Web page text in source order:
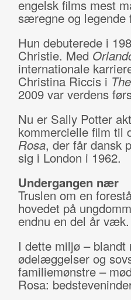
engelsk films mest
særegne og legende
Hun debuterede i
Christie. Med
internationale
Christina Riccis i
2009 var verdens
Nu er Sally Potter
kommercielle film til
Rosa, der får dansk
sig i London i 1962.
Undergangen nær
Truslen om en
hovedet på
endnu en del år væk.
I dette miljø – blandt
ødelæggelser og
familiemønstre –
Rosa: